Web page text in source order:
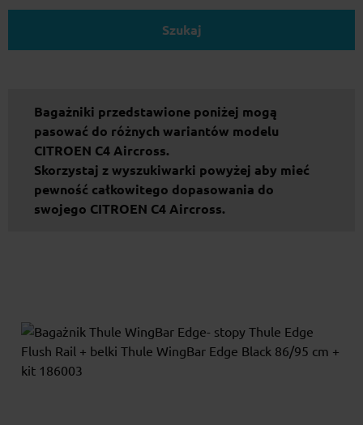
Szukaj
Bagażniki przedstawione poniżej mogą
pasować do różnych wariantów modelu
CITROEN C4 Aircross.
Skorzystaj z wyszukiwarki powyżej aby mieć
pewność całkowitego dopasowania do
swojego CITROEN C4 Aircross.